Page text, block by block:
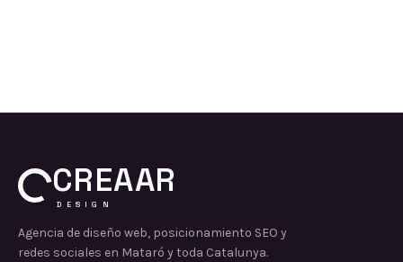
CREAAR
DESIGN
Agencia de diseño web, posicionamiento SEO y
redes sociales en Mataró y toda Catalunya.